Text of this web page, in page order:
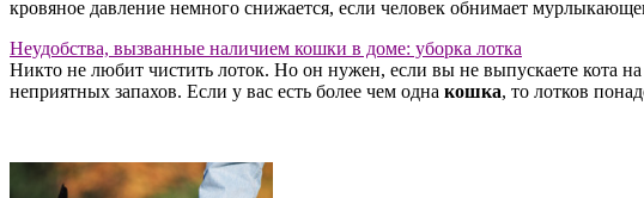
кровяное давление немного снижается, если человек обнимает
Неудобства, вызванные наличием кошки в доме: уборка лотка
Никто не любит чистить лоток. Но он нужен, если вы не выпускаете кота
неприятных запахов. Если у вас есть более чем одна кошка, то лотков